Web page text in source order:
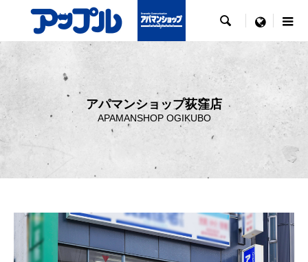
 menu
アパマンショップ荻窪店
APAMANSHOP OGIKUBO